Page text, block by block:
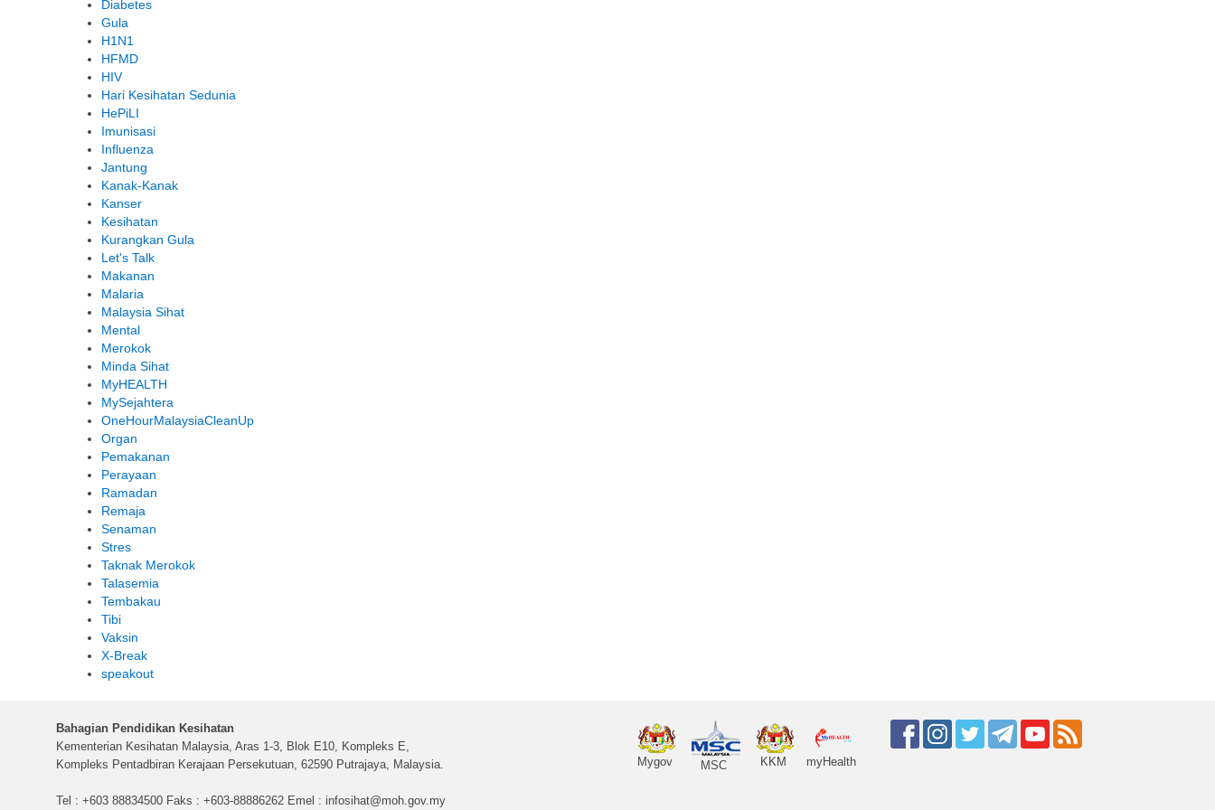
Diabetes
Gula
H1N1
HFMD
HIV
Hari Kesihatan Sedunia
HePiLI
Imunisasi
Influenza
Jantung
Kanak-Kanak
Kanser
Kesihatan
Kurangkan Gula
Let's Talk
Makanan
Malaria
Malaysia Sihat
Mental
Merokok
Minda Sihat
MyHEALTH
MySejahtera
OneHourMalaysiaCleanUp
Organ
Pemakanan
Perayaan
Ramadan
Remaja
Senaman
Stres
Taknak Merokok
Talasemia
Tembakau
Tibi
Vaksin
X-Break
speakout
Bahagian Pendidikan Kesihatan
Kementerian Kesihatan Malaysia, Aras 1-3, Blok E10, Kompleks E,
Kompleks Pentadbiran Kerajaan Persekutuan, 62590 Putrajaya, Malaysia.
Tel : +603 88834500 Faks : +603-88886262 Emel : infosihat@moh.gov.my
Mygov MSC KKM myHealth